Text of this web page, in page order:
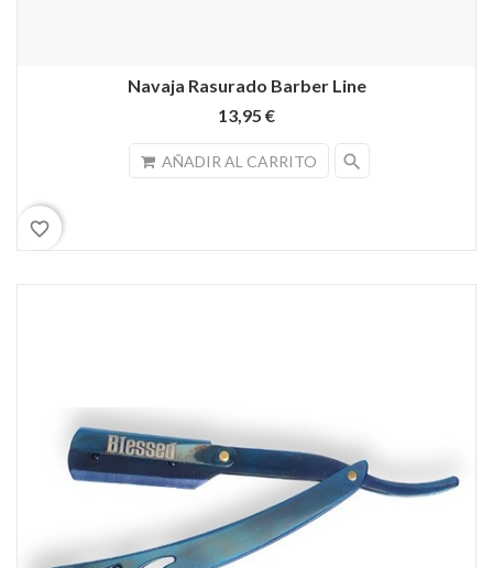
Navaja Rasurado Barber Line
13,95 €
AÑADIR AL CARRITO search
favorite_border